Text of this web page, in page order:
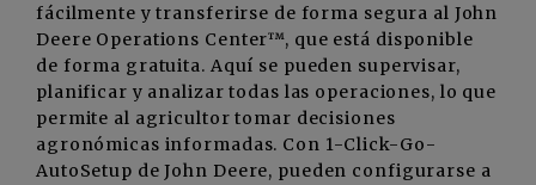
fácilmente y transferirse de forma segura al John
Deere Operations Center™, que está disponible
de forma gratuita. Aquí se pueden supervisar,
planificar y analizar todas las operaciones, lo que
permite al agricultor tomar decisiones
agronómicas informadas. Con 1-Click-Go-
AutoSetup de John Deere, pueden configurarse a